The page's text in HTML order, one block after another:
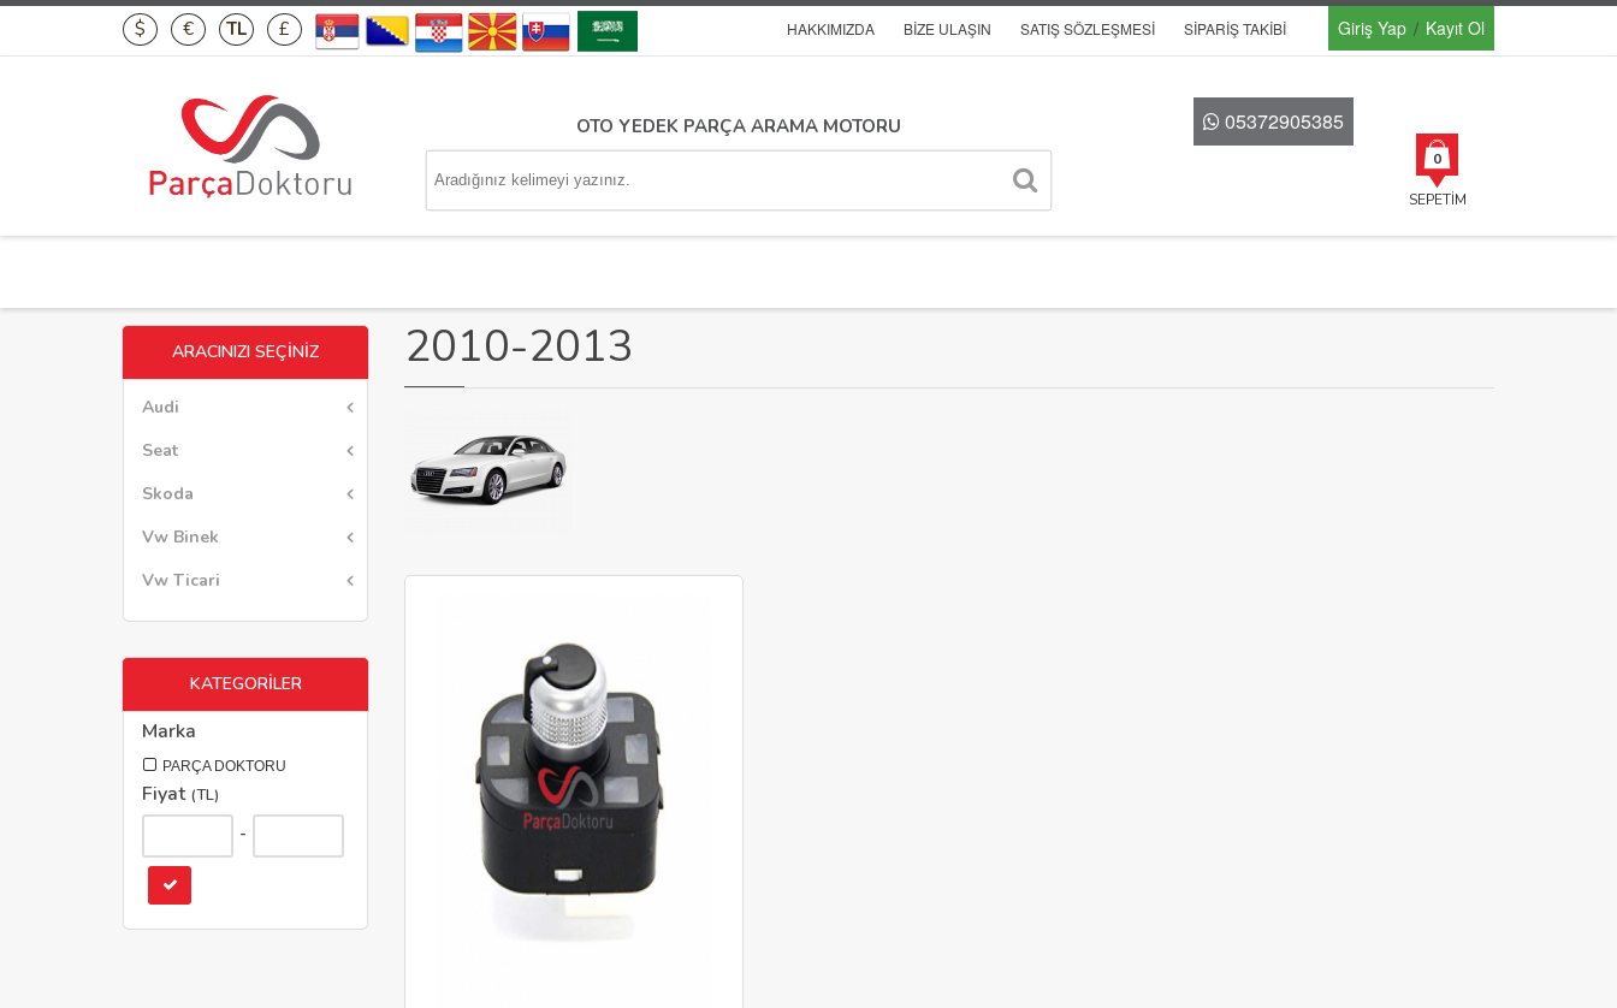
$ € TL £ Giriş Yap Kayıt Ol
HAKKIMIZDA BIZE ULAŞIN SATIŞ SÖZLEŞMESI SIPARIŞ TAKIBI
OTO YEDEK PARÇA ARAMA MOTORU 05372905385
SEPETIM
0
ARACINIZI SEÇİNİZ
Audi
Seat
Skoda
Vw Binek
Vw Ticari
KATEGORİLER
Marka
PARÇA DOKTORU
Fiyat (TL)
-
2010-2013